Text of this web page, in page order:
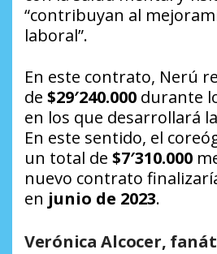
“contribuyan al
laboral”.
En este contrato, Nerú
de $29′240.000 durante
en los que desarrollará
En este sentido, el
un total de $7′310.000
nuevo contrato
en junio de 2023.
Verónica Alcocer,